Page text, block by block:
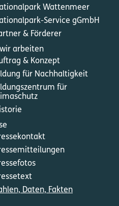
Wattenmeer
Service gGmbH
& Förderer
arbeiten
& Konzept
für Nachhaltigkeit
für
Daten, Fakten